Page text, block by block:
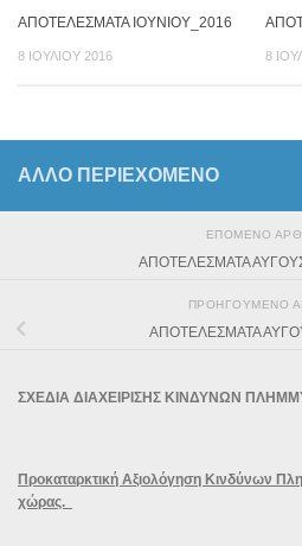
ΑΠΟΤΕΛΕΣΜΑΤΑ ΙΟΥΝΙΟΥ_2016
8 ΙΟΥΛΊΟΥ 2016 8
ΆΛΛΟ ΠΕΡΙΕΧΟΜΕΝΟ
ΕΠΌΜΕΝΟ
ΑΠΟΤΕΛΕΣΜΑΤΑ
ΠΡΟΗΓΟΎΜΕΝΟ
ΑΠΟΤΕΛΕΣΜΑΤΑ
ΣΧΕΔΙΑ ΔΙΑΧΕΙΡΙΣΗΣ ΚΙΝΔΥΝΩΝ
Προκαταρκτική Αξιολόγηση Κινδύνων
χώρας.